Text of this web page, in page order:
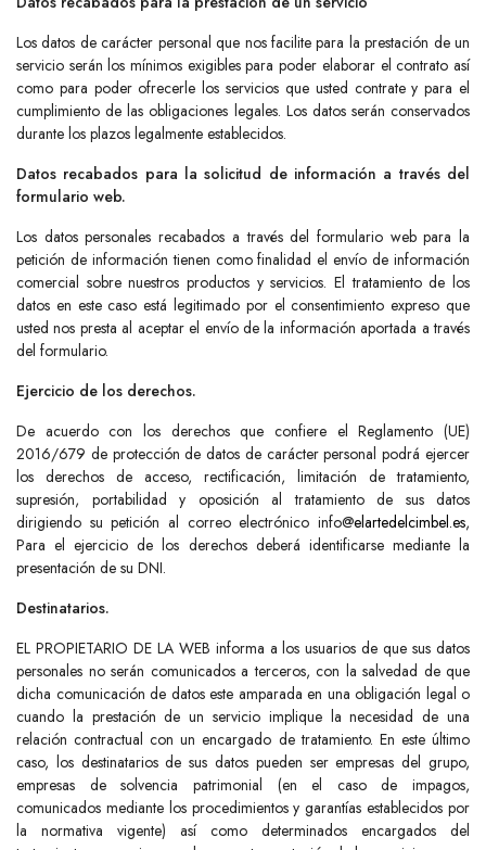
Los datos de carácter personal que nos facilite para la prestación de un
servicio serán los mínimos exigibles para poder elaborar el contrato así
como para poder ofrecerle los servicios que usted contrate y para el
cumplimiento de las obligaciones legales. Los datos serán conservados
durante los plazos legalmente establecidos.
Datos recabados para la solicitud de información a través del
formulario web.
Los datos personales recabados a través del formulario web para la
petición de información tienen como finalidad el envío de información
comercial sobre nuestros productos y servicios. El tratamiento de los
datos en este caso está legitimado por el consentimiento expreso que
usted nos presta al aceptar el envío de la información aportada a través
del formulario.
Ejercicio de los derechos.
De acuerdo con los derechos que confiere el Reglamento (UE)
2016/679 de protección de datos de carácter personal podrá ejercer
los derechos de acceso, rectificación, limitación de tratamiento,
supresión, portabilidad y oposición al tratamiento de sus datos
dirigiendo su petición al correo electrónico info@elartedelcimbel.es,
Para el ejercicio de los derechos deberá identificarse mediante la
presentación de su DNI.
Destinatarios.
EL PROPIETARIO DE LA WEB informa a los usuarios de que sus datos
personales no serán comunicados a terceros, con la salvedad de que
dicha comunicación de datos este amparada en una obligación legal o
cuando la prestación de un servicio implique la necesidad de una
relación contractual con un encargado de tratamiento. En este último
caso, los destinatarios de sus datos pueden ser empresas del grupo,
empresas de solvencia patrimonial (en el caso de impagos,
comunicados mediante los procedimientos y garantías establecidos por
la normativa vigente) así como determinados encargados del